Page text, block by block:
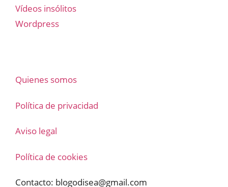
Vídeos insólitos
Wordpress
Quienes somos
Política de privacidad
Aviso legal
Política de cookies
Contacto: blogodisea@gmail.com